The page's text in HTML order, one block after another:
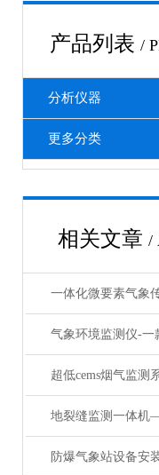
产品列表 /
分析仪器
更多分类
相关文章 /